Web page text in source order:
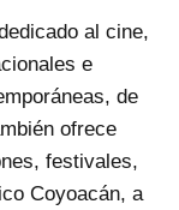
al cine,
e
de
ofrece
festivales,
Coyoacán, a